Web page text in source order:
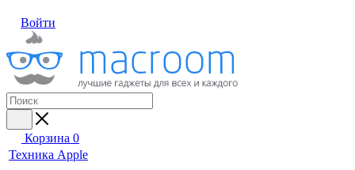
Войти
Корзина 0
Техника Apple